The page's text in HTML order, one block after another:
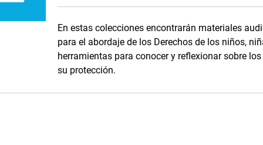
En estas colecciones encontrarán materiales
para el abordaje de los Derechos de los niños,
herramientas para conocer y reflexionar sobre
su protección.